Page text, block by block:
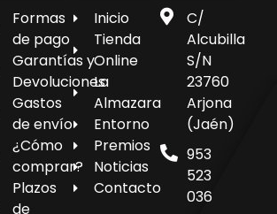
Formas
de pago
Garantías y
Devoluciones
Gastos
de envío
¿Cómo
comprar?
Plazos
de
Inicio
Tienda
Online
La
Almazara
Entorno
Premios
Noticias
Contacto
C/
Alcubilla
S/N
23760
Arjona
(Jaén)
953
523
036